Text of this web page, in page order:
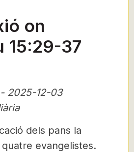
on
15:29-37
2025-12-03
dels pans la
evangelistes.